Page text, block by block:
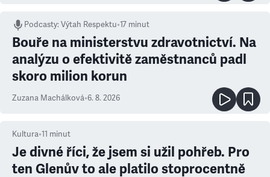
Podcasty:Výtah Respektu•17 minut
Bouře na ministerstvu zdravotnictví. Na
analýzu o efektivitě zaměstnanců padl
skoro milion korun
Zuzana Machálková•6. 8. 2026
Kultura•11 minut
Je divné říci, že jsem si užil pohřeb. Pro
ten Glenův to ale platilo stoprocentně